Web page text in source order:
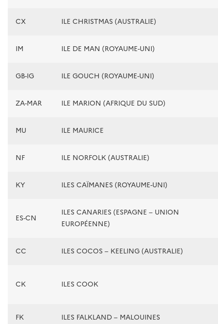
CX ILE CHRISTMAS (AUSTRALIE)
IM ILE DE MAN (ROYAUME-UNI)
GB-IG ILE GOUCH (ROYAUME-UNI)
ZA-MAR ILE MARION (AFRIQUE DU SUD)
MU ILE MAURICE
NF ILE NORFOLK (AUSTRALIE)
KY ILES CAÏMANES (ROYAUME-UNI)
ES-CN
ILES CANARIES (ESPAGNE – UNION
EUROPÉENNE)
CC ILES COCOS – KEELING (AUSTRALIE)
CK ILES COOK
FK ILES FALKLAND – MALOUINES